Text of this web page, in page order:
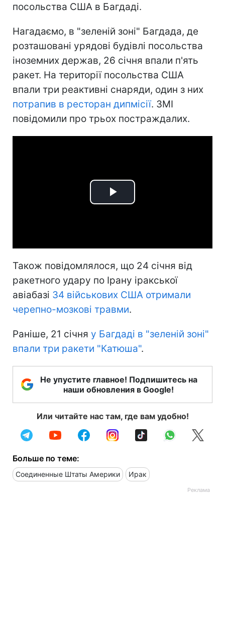
посольства США в Багдаді.
Нагадаємо, в "зеленій зоні" Багдада, де
розташовані урядові будівлі посольства
іноземних держав, 26 січня впали п'ять
ракет. На території посольства США
впали три реактивні снаряди, один з них
потрапив в ресторан дипмісії. ЗМІ
повідомили про трьох постраждалих.
Play
Також повідомлялося, що 24 січня від
ракетного удару по Ірану іракської
авіабазі 34 військових США отримали
черепно-мозкові травми.
Раніше, 21 січня у Багдаді в "зеленій зоні"
впали три ракети "Катюша".
Не упустите главное! Подпишитесь на
наши обновления в Google!
Или читайте нас там, где вам удобно!
Больше по теме:
Соединенные Штаты Америки Ирак